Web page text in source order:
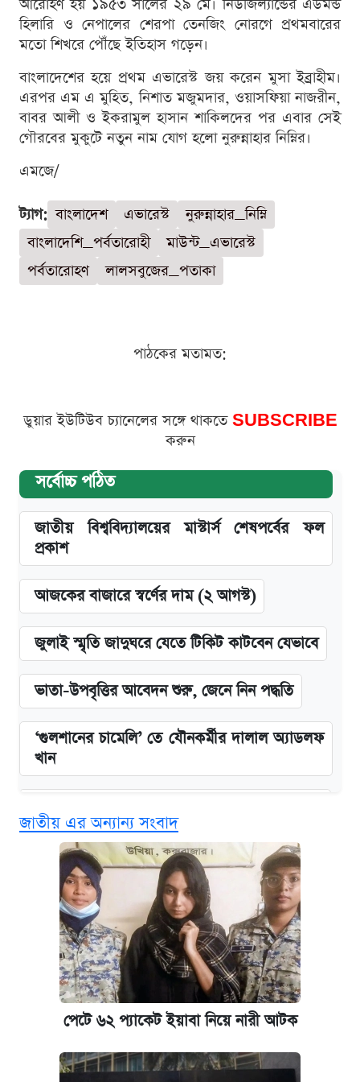
আরোহণ হয় ১৯৫৩ সালের ২৯ মে। নিউজিল্যান্ডের এডমন্ড
হিলারি ও নেপালের শেরপা তেনজিং নোরগে প্রথমবারের
মতো শিখরে পৌঁছে ইতিহাস গড়েন।
বাংলাদেশের হয়ে প্রথম এভারেস্ট জয় করেন মুসা ইব্রাহীম।
এরপর এম এ মুহিত, নিশাত মজুমদার, ওয়াসফিয়া নাজরীন,
বাবর আলী ও ইকরামুল হাসান শাকিলদের পর এবার সেই
গৌরবের মুকুটে নতুন নাম যোগ হলো নুরুন্নাহার নিম্নির।
এমজে/
ট্যাগ: বাংলাদেশ এভারেস্ট
নুরুন্নাহার_নিম্নি
বাংলাদেশি_পর্বতারোহী
মাউন্ট_এভারেস্ট
পর্বতারোহণ
লালসবুজের_পতাকা
পাঠকের মতামত:
ডুয়ার ইউটিউব চ্যানেলের সঙ্গে থাকতে SUBSCRIBE
করুন
সর্বোচ্চ পঠিত
জাতীয় বিশ্ববিদ্যালয়ের মাস্টার্স শেষপর্বের ফল
প্রকাশ
আজকের বাজারে স্বর্ণের দাম (২ আগস্ট)
জুলাই স্মৃতি জাদুঘরে যেতে টিকিট কাটবেন যেভাবে
ভাতা-উপবৃত্তির আবেদন শুরু, জেনে নিন পদ্ধতি
‘গুলশানের চামেলি’ তে যৌনকর্মীর দালাল অ্যাডলফ
খান
এক ক্লিকে জেনে নিন আইফোন ১৮ প্রো ম্যাক্সের
দাম ও ফিচার
আজকের বাজারে স্বর্ণের দাম (৪ আগস্ট)
নবম জাতীয় পে-স্কেল নিয়ে সর্বশেষ যা জানা গেল
পাঁচ দপ্তরে নতুন সচিব নিয়োগ দিল সরকার
কবে হবে মেডিকেল ভর্তি পরীক্ষা, জানা গেল যা
জাতীয় এর অন্যান্য সংবাদ
পেটে ৬২ প্যাকেট ইয়াবা নিয়ে নারী আটক